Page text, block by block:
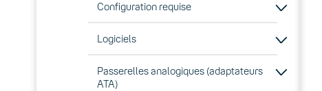
Configuration requise
Logiciels
Passerelles analogiques (adaptateurs
ATA)